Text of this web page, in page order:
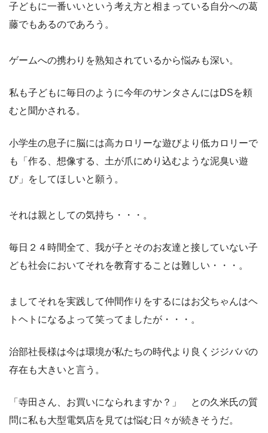
子どもに一番いいという考え方と相まっている自分への葛
藤でもあるのであろう。
ゲームへの携わりを熟知されているから悩みも深い。
私も子どもに毎日のように今年のサンタさんにはDSを頼
むと聞かされる。
小学生の息子に脳には高カロリーな遊びより低カロリーで
も「作る、想像する、土が爪にめり込むような泥臭い遊
び」をしてほしいと願う。
それは親としての気持ち・・・。
毎日２４時間全て、我が子とそのお友達と接していない子
ども社会においてそれを教育することは難しい・・・。
ましてそれを実践して仲間作りをするにはお父ちゃんはヘ
トヘトになるよって笑ってましたが・・・。
治部社長様は今は環境が私たちの時代より良くジジババの
存在も大きいと言う。
「寺田さん、お買いになられますか？」 との久米氏の質
問に私も大型電気店を見ては悩む日々が続きそうだ。